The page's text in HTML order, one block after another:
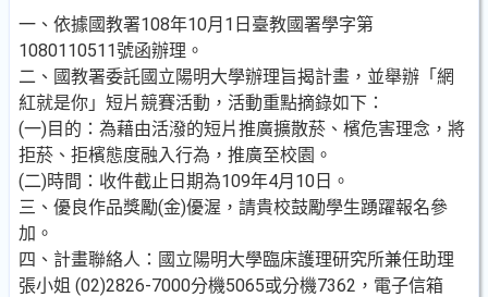
一、依據國教署108年10月1日臺教國署學字第
1080110511號函辦理。
二、國教署委託國立陽明大學辦理旨揭計畫，並舉辦「網
紅就是你」短片競賽活動，活動重點摘錄如下：
(一)目的：為藉由活潑的短片推廣擴散菸、檳危害理念，將
拒菸、拒檳態度融入行為，推廣至校園。
(二)時間：收件截止日期為109年4月10日。
三、優良作品獎勵(金)優渥，請貴校鼓勵學生踴躍報名參
加。
四、計畫聯絡人：國立陽明大學臨床護理研究所兼任助理
張小姐 (02)2826-7000分機5065或分機7362，電子信箱